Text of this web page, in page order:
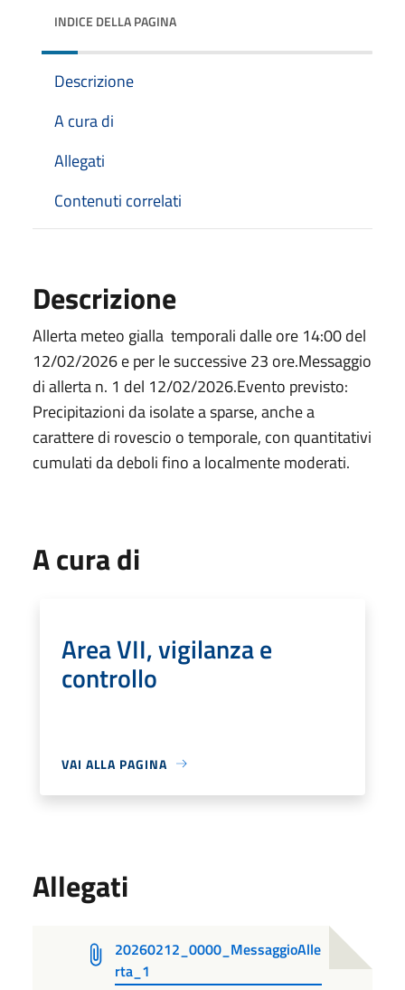
INDICE DELLA PAGINA
Descrizione
A cura di
Allegati
Contenuti correlati
Descrizione
Allerta meteo gialla temporali dalle ore 14:00 del
12/02/2026 e per le successive 23 ore.Messaggio
di allerta n. 1 del 12/02/2026.Evento previsto:
Precipitazioni da isolate a sparse, anche a
carattere di rovescio o temporale, con quantitativi
cumulati da deboli fino a localmente moderati.
A cura di
Area VII, vigilanza e
controllo
VAI ALLA PAGINA
Allegati
20260212_0000_MessaggioAlle
rta_1